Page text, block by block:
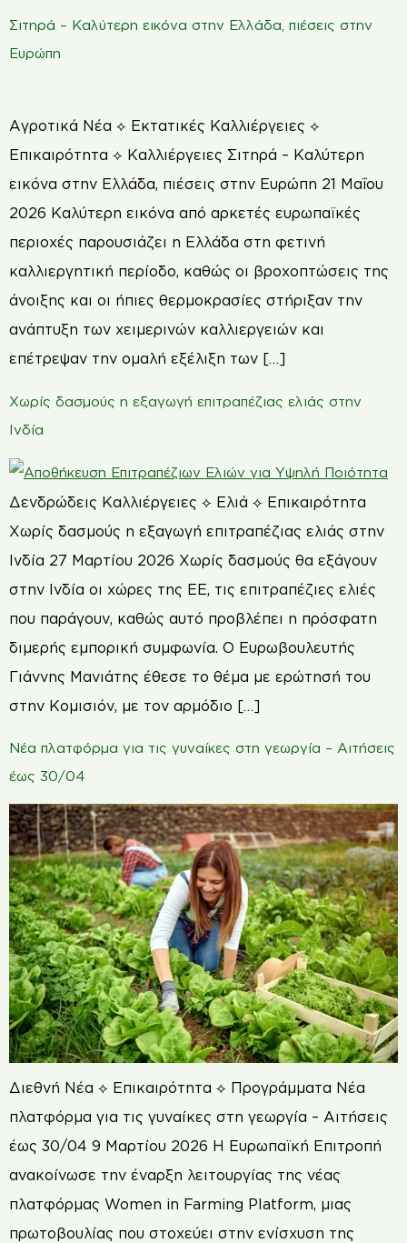
Σιτηρά – Καλύτερη εικόνα στην Ελλάδα, πιέσεις στην
Ευρώπη
Αγροτικά Νέα ⟡ Εκτατικές Καλλιέργειες ⟡
Επικαιρότητα ⟡ Καλλιέργειες Σιτηρά – Καλύτερη
εικόνα στην Ελλάδα, πιέσεις στην Ευρώπη 21 Μαΐου
2026 Καλύτερη εικόνα από αρκετές ευρωπαϊκές
περιοχές παρουσιάζει η Ελλάδα στη φετινή
καλλιεργητική περίοδο, καθώς οι βροχοπτώσεις της
άνοιξης και οι ήπιες θερμοκρασίες στήριξαν την
ανάπτυξη των χειμερινών καλλιεργειών και
επέτρεψαν την ομαλή εξέλιξη των […]
Χωρίς δασμούς η εξαγωγή επιτραπέζιας ελιάς στην
Ινδία
Δενδρώδεις Καλλιέργειες ⟡ Ελιά ⟡ Επικαιρότητα
Χωρίς δασμούς η εξαγωγή επιτραπέζιας ελιάς στην
Ινδία 27 Μαρτίου 2026 Χωρίς δασμούς θα εξάγουν
στην Ινδία οι χώρες της ΕΕ, τις επιτραπέζιες ελιές
που παράγουν, καθώς αυτό προβλέπει η πρόσφατη
διμερής εμπορική συμφωνία. Ο Ευρωβουλευτής
Γιάννης Μανιάτης έθεσε το θέμα με ερώτησή του
στην Κομισιόν, με τον αρμόδιο […]
Νέα πλατφόρμα για τις γυναίκες στη γεωργία – Αιτήσεις
έως 30/04
Διεθνή Νέα ⟡ Επικαιρότητα ⟡ Προγράμματα Νέα
πλατφόρμα για τις γυναίκες στη γεωργία – Αιτήσεις
έως 30/04 9 Μαρτίου 2026 Η Ευρωπαϊκή Επιτροπή
ανακοίνωσε την έναρξη λειτουργίας της νέας
πλατφόρμας Women in Farming Platform, μιας
πρωτοβουλίας που στοχεύει στην ενίσχυση της